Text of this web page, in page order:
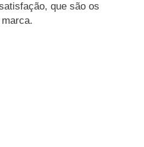
que são os